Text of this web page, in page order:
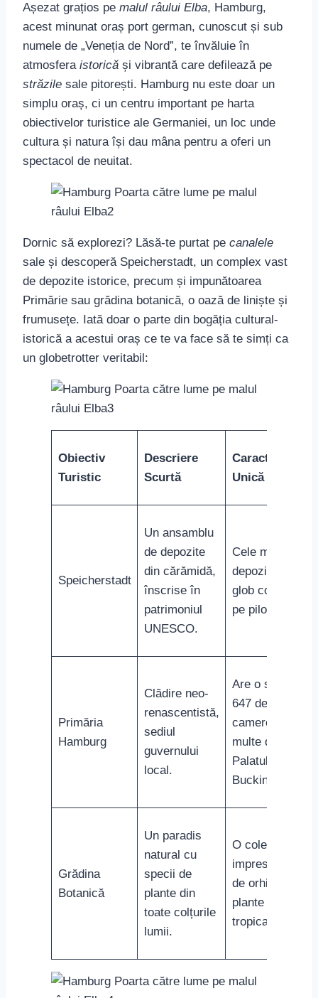
Așezat grațios pe malul râului Elba, Hamburg,
acest minunat oraș port german, cunoscut și sub
numele de „Veneția de Nord”, te învăluie în
atmosfera istorică și vibrantă care defilează pe
străzile sale pitorești. Hamburg nu este doar un
simplu oraș, ci un centru important pe harta
obiectivelor turistice ale Germaniei, un loc unde
cultura și natura își dau mâna pentru a oferi un
spectacol de neuitat.
Dornic să explorezi? Lăsă-te purtat pe canalele
sale și descoperă Speicherstadt, un complex vast
de depozite istorice, precum și impunătoarea
Primărie sau grădina botanică, o oază de liniște și
frumusețe. Iată doar o parte din bogăția cultural-
istorică a acestui oraș ce te va face să te simți ca
un globetrotter veritabil:
Obiectiv
Turistic
Descriere
Scurtă
Caracteristică
Unică
Speicherstadt
Un ansamblu
de depozite
din cărămidă,
înscrise în
patrimoniul
UNESCO.
Cele mai mari
depozite de pe
glob construite
pe piloți.
Primăria
Hamburg
Clădire neo-
renascentistă,
sediul
guvernului
local.
Are o sală cu
647 de
camere, mai
multe decât
Palatul
Buckingham.
Grădina
Botanică
Un paradis
natural cu
specii de
plante din
toate colțurile
lumii.
O colecție
impresionantă
de orhidee și
plante
tropicale.